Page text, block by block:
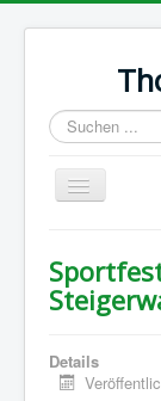
Suchen
...
Navigation
an/aus
Termine
Ausbildung
Details